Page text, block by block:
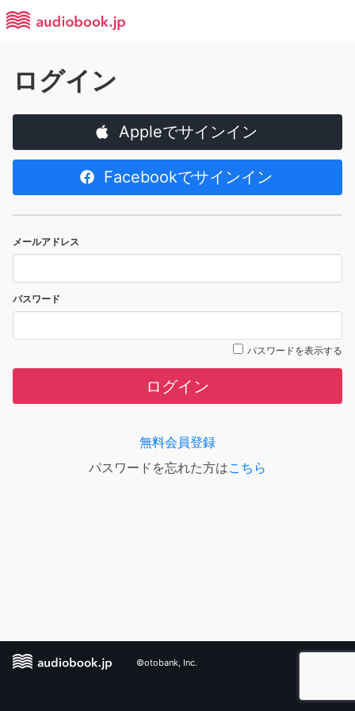
ログイン
Appleでサインイン
Facebookでサインイン
メールアドレス
パスワード
パスワードを表示する
ログイン
無料会員登録
パスワードを忘れた方はこちら
©otobank, Inc.